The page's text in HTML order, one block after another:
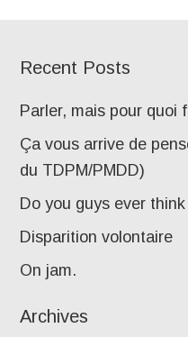
Recent Posts
Parler, mais pour quoi
Ça vous arrive de
du TDPM/PMDD)
Do you guys ever
Disparition volontaire
On jam.
Archives